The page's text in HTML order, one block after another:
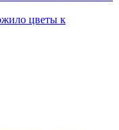
цветы к